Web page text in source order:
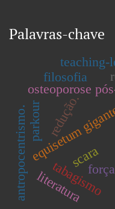
Palavras-chave
scara
equisetum
osteoporose
tabagismo
redução.
força
teaching-
parkour
literatura
filosofia
antropocentrismo.